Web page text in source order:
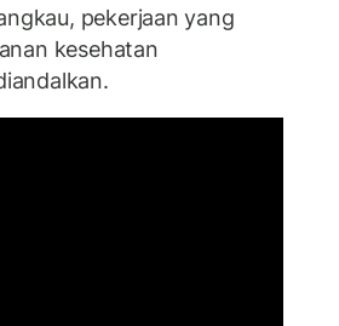
pekerjaan yang
kesehatan